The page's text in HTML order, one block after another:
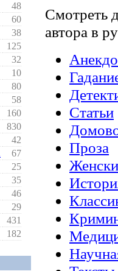
48
60
38
125
32
10
80
58
160
830
42
67
25
35
46
29
431
182
Смотреть
автора в
Статьи
Проза